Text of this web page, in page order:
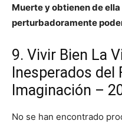
Muerte y obtienen de
perturbadoramente
9. Vivir Bien La
Inesperados del
Imaginación –
No se han encontrado